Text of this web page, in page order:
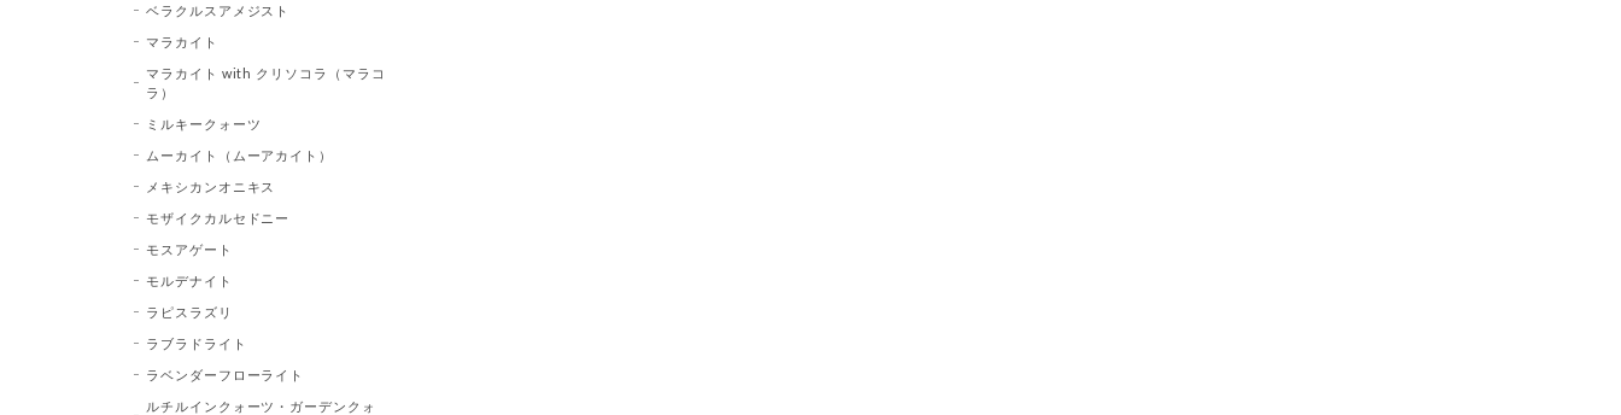
ベラクルスアメジスト
マラカイト
マラカイト with クリソコラ（マラコ
ラ）
ミルキークォーツ
ムーカイト（ムーアカイト）
メキシカンオニキス
モザイクカルセドニー
モスアゲート
モルデナイト
ラピスラズリ
ラブラドライト
ラベンダーフローライト
ルチルインクォーツ・ガーデンクォ